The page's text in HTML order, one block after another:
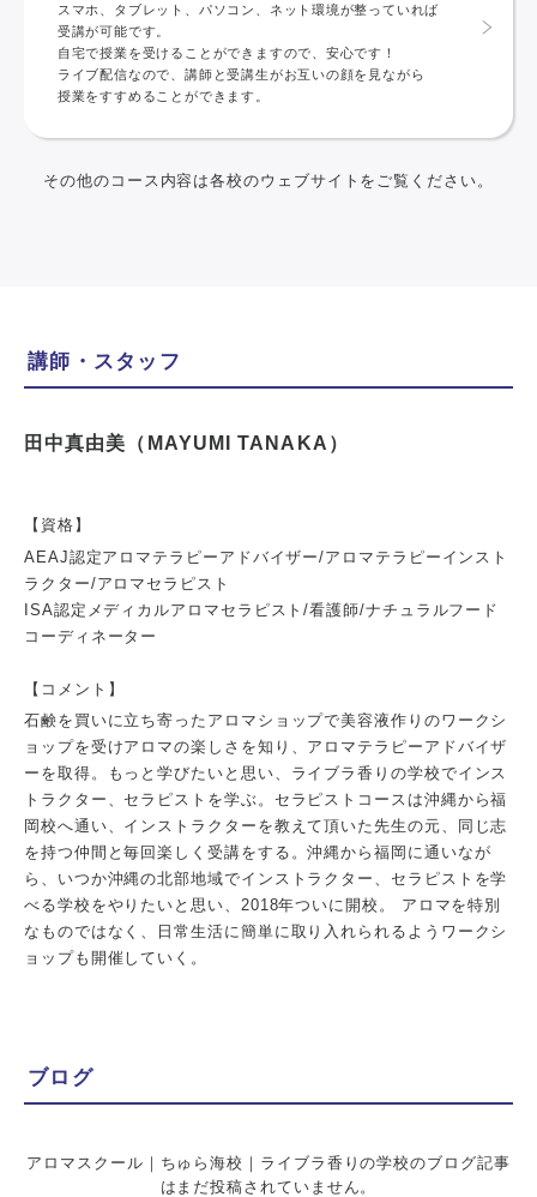
スマホ、タブレット、パソコン、ネット環境が整っていれば
受講が可能です。
自宅で授業を受けることができますので、安心です！
ライブ配信なので、講師と受講生がお互いの顔を見ながら
授業をすすめることができます。
その他のコース内容は各校のウェブサイトをご覧ください。
講師・スタッフ
田中真由美（MAYUMI TANAKA）
【資格】
AEAJ認定アロマテラピーアドバイザー/アロマテラピーインスト
ラクター/アロマセラピスト
ISA認定メディカルアロマセラピスト/看護師/ナチュラルフード
コーディネーター
【コメント】
石鹸を買いに立ち寄ったアロマショップで美容液作りのワークシ
ョップを受けアロマの楽しさを知り、アロマテラピーアドバイザ
ーを取得。もっと学びたいと思い、ライブラ香りの学校でインス
トラクター、セラピストを学ぶ。セラピストコースは沖縄から福
岡校へ通い、インストラクターを教えて頂いた先生の元、同じ志
を持つ仲間と毎回楽しく受講をする。沖縄から福岡に通いなが
ら、いつか沖縄の北部地域でインストラクター、セラピストを学
べる学校をやりたいと思い、2018年ついに開校。 アロマを特別
なものではなく、日常生活に簡単に取り入れられるようワークシ
ョップも開催していく。
ブログ
アロマスクール｜ちゅら海校｜ライブラ香りの学校のブログ記事
はまだ投稿されていません。